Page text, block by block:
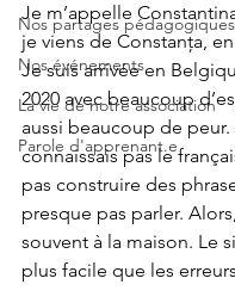
Nos partages pédagogiques
Nos événements
La vie de notre association
Parole d'apprenant.e
Je m’appelle
je viens de Constanța,
Je suis arrivée en
2020 avec beaucoup
aussi beaucoup de peur.
connaissais pas le
pas construire des
presque pas parler.
souvent à la maison. Le
plus facile que les